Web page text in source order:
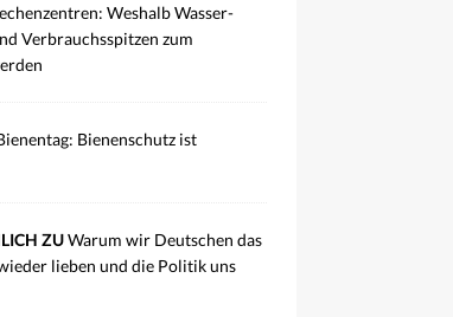
Weshalb Wasser-
Verbrauchsspitzen zum
Bienenschutz ist
ZUWarum wir Deutschen das
lieben und die Politik uns